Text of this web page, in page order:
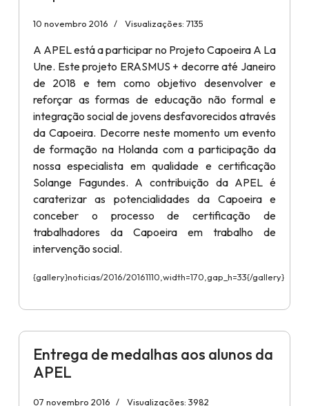
10 novembro 2016 Visualizações: 7135
A APEL está a participar no Projeto Capoeira A La
Une. Este projeto ERASMUS + decorre até Janeiro
de 2018 e tem como objetivo desenvolver e
reforçar as formas de educação não formal e
integração social de jovens desfavorecidos através
da Capoeira. Decorre neste momento um evento
de formação na Holanda com a participação da
nossa especialista em qualidade e certificação
Solange Fagundes. A contribuição da APEL é
caraterizar as potencialidades da Capoeira e
conceber o processo de certificação de
trabalhadores da Capoeira em trabalho de
intervenção social.
{gallery}noticias/2016/20161110,width=170,gap_h=33{/gallery}
Entrega de medalhas aos alunos da
APEL
07 novembro 2016 Visualizações: 3982